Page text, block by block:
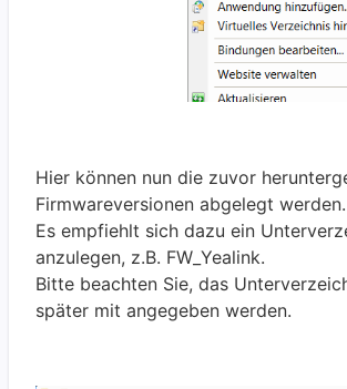
Hier können nun die zuvor
Firmwareversionen abgelegt werden.
Es empfiehlt sich dazu ein
anzulegen, z.B. FW_Yealink.
Bitte beachten Sie, das
später mit angegeben werden.